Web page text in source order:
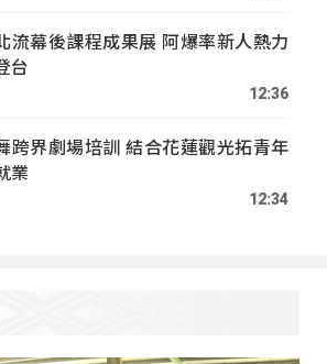
流幕後課程成果展 阿爆率新人熱力
台
12:36
跨界劇場培訓 結合花蓮觀光拓青年
業
12:34